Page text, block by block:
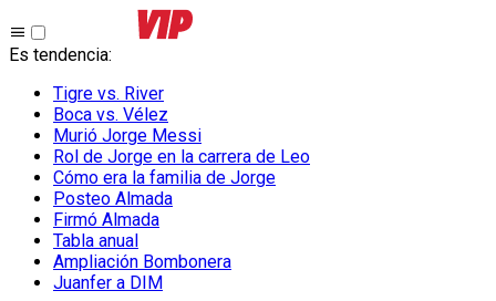
Es tendencia:
Tigre vs. River
Boca vs. Vélez
Murió Jorge Messi
Rol de Jorge en la carrera de Leo
Cómo era la familia de Jorge
Posteo Almada
Firmó Almada
Tabla anual
Ampliación Bombonera
Juanfer a DIM